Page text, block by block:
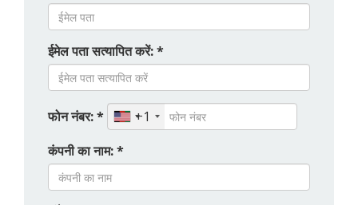
ईमेल पता सत्यापित करें: *
फोन नंबर: *
+1
कंपनी का नाम: *